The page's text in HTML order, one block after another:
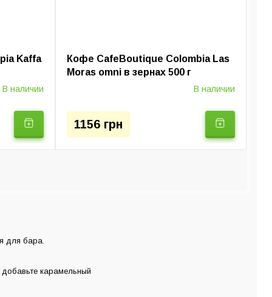
Kaffa
В наличии
Кофе CafeBoutique Colombia Las
Moras omni в зернах 500 г
В наличии
1156 грн
для бара.
карамельный